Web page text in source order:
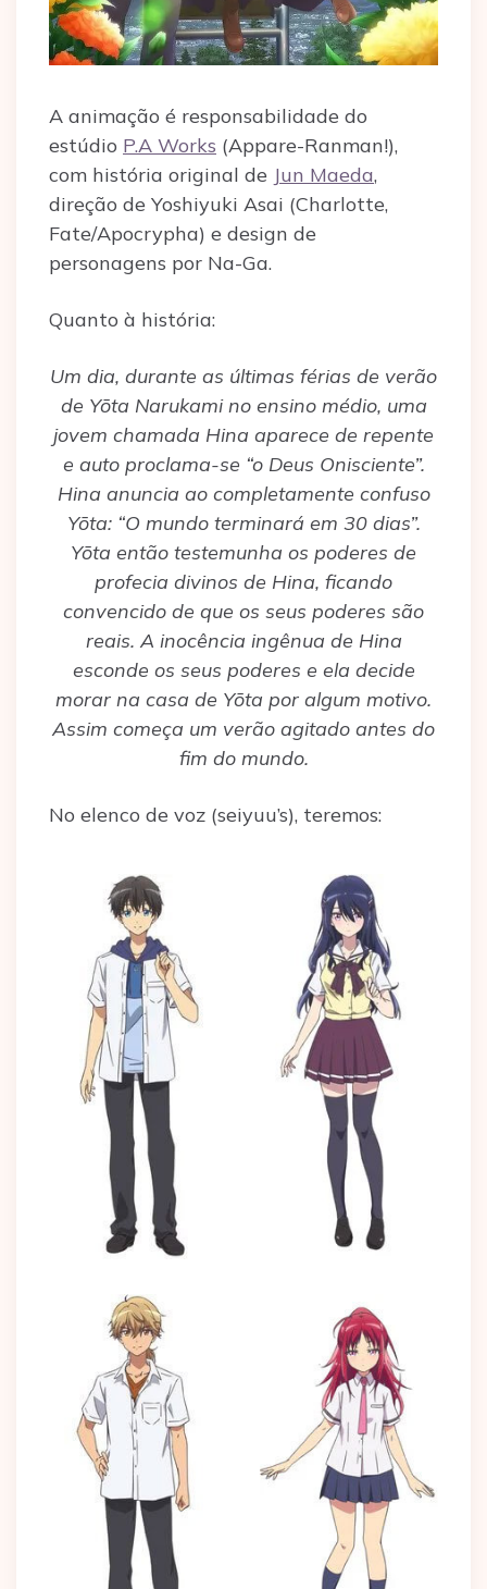
A animação é responsabilidade do
estúdio P.A Works (Appare-Ranman!),
com história original de Jun Maeda,
direção de Yoshiyuki Asai (Charlotte,
Fate/Apocrypha) e design de
personagens por Na-Ga.
Quanto à história:
Um dia, durante as últimas férias de verão
de Yōta Narukami no ensino médio, uma
jovem chamada Hina aparece de repente
e auto proclama-se “o Deus Onisciente”.
Hina anuncia ao completamente confuso
Yōta: “O mundo terminará em 30 dias”.
Yōta então testemunha os poderes de
profecia divinos de Hina, ficando
convencido de que os seus poderes são
reais. A inocência ingênua de Hina
esconde os seus poderes e ela decide
morar na casa de Yōta por algum motivo.
Assim começa um verão agitado antes do
fim do mundo.
No elenco de voz (seiyuu’s), teremos: